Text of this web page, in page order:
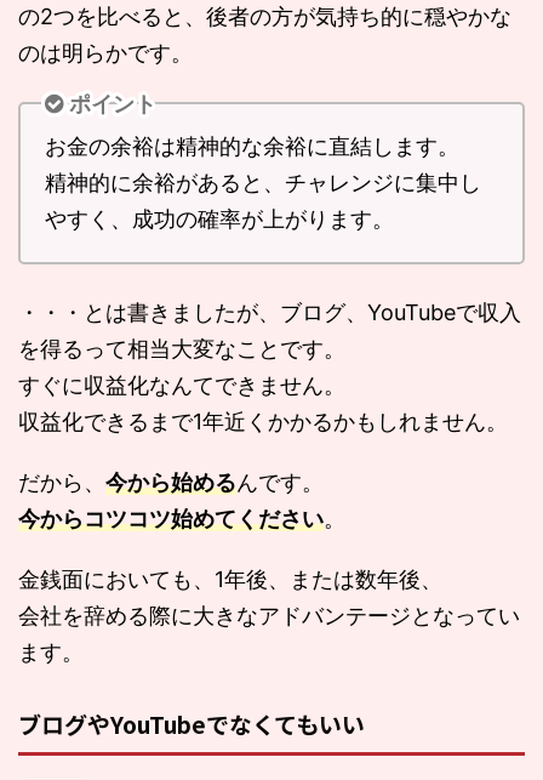
の2つを比べると、後者の方が気持ち的に穏やかな
のは明らかです。
ポイント
お金の余裕は精神的な余裕に直結します。
精神的に余裕があると、チャレンジに集中し
やすく、成功の確率が上がります。
・・・とは書きましたが、ブログ、YouTubeで収入
を得るって相当大変なことです。
すぐに収益化なんてできません。
収益化できるまで1年近くかかるかもしれません。
だから、 今から始めるんです。
今からコツコツ始めてください。
金銭面においても、1年後、または数年後、
会社を辞める際に大きなアドバンテージとなってい
ます。
ブログやYouTubeでなくてもいい